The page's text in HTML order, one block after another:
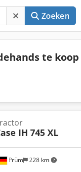
Zoeken
te koop
Prüm 228 km
IH 745 XL